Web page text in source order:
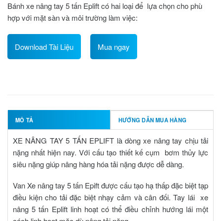
Bánh xe nâng tay 5 tấn Epliftcó hai loại để lựa chọn cho phù
hợp với mặt sàn và môi trường làm việc:
Download Tài Liệu Mua ngay
MÔ TẢ HƯỚNG DẪN MUA HÀNG
XE NÂNG TAY 5 TẤN EPLIFT là dòng xe nâng tay chịu tải
nặng nhất hiện nay. Với cấu tạo thiết kế cụm bơm thủy lực
siêu nặng giúp nâng hàng hóa tải nặng được dễ dàng.
VanXe nâng tay 5 tấn Epiftđược cấu tạo hạ thấp đặc biệt tạp
điều kiện cho tải đặc biệt nhạy cảm và cân đối. Tay lái xe
nâng 5 tấn Eplift linh hoạt có thể điều chỉnh hướng lái một